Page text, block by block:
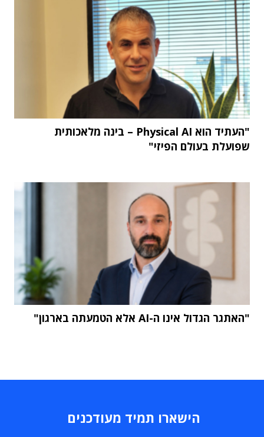
"העתיד הוא Physical AI – בינה מלאכותית
שפועלת בעולם הפיזי"
"האתגר הגדול אינו ה-AI אלא הטמעתה בארגון"
הישארו תמיד מעודכנים